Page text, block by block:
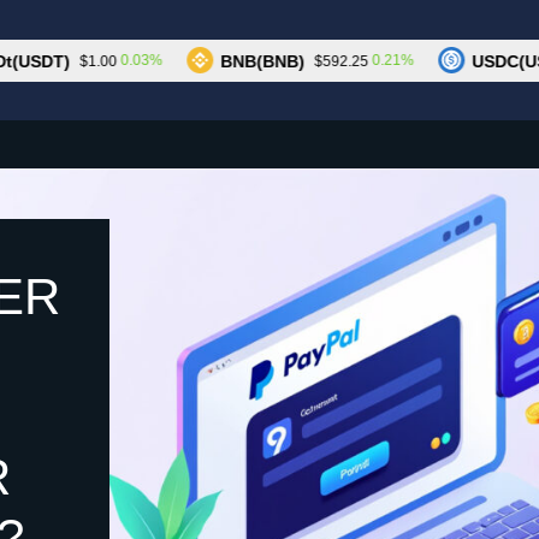
Trump
$1.00 0.03% BNB(BNB) $592.25 0.21% USDC(USDC)